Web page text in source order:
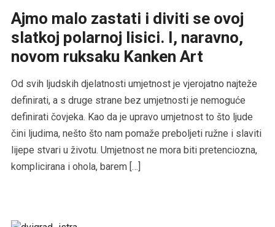
Ajmo malo zastati i diviti se ovoj
slatkoj polarnoj lisici. I, naravno,
novom ruksaku Kanken Art
Od svih ljudskih djelatnosti umjetnost je vjerojatno najteže
definirati, a s druge strane bez umjetnosti je nemoguće
definirati čovjeka. Kao da je upravo umjetnost to što ljude
čini ljudima, nešto što nam pomaže preboljeti ružne i slaviti
lijepe stvari u životu. Umjetnost ne mora biti pretenciozna,
komplicirana i ohola, barem […]